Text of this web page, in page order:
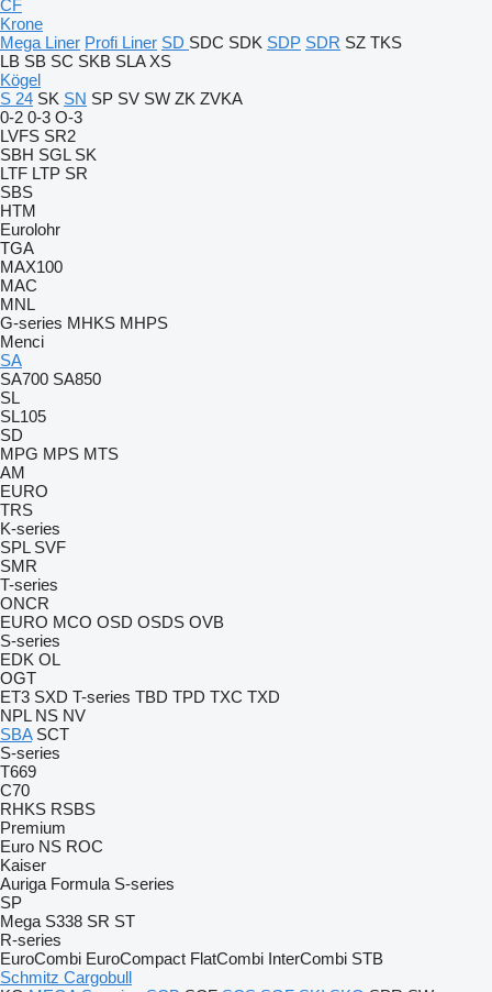
CF
Krone
Mega Liner Profi Liner SD SDC SDK SDP SDR SZ TKS
LB SB SC SKB SLA XS
Kögel
S 24 SK SN SP SV SW ZK ZVKA
0-2 0-3 O-3
LVFS SR2
SBH SGL SK
LTF LTP SR
SBS
HTM
Eurolohr
TGA
MAX100
MAC
MNL
G-series MHKS MHPS
Menci
SA
SA700 SA850
SL
SL105
SD
MPG MPS MTS
AM
EURO
TRS
K-series
SPL SVF
SMR
T-series
ONCR
EURO MCO OSD OSDS OVB
S-series
EDK OL
OGT
ET3 SXD T-series TBD TPD TXC TXD
NPL NS NV
SBA SCT
S-series
T669
C70
RHKS RSBS
Premium
Euro NS ROC
Kaiser
Auriga Formula S-series
SP
Mega S338 SR ST
R-series
EuroCombi EuroCompact FlatCombi InterCombi STB
Schmitz Cargobull